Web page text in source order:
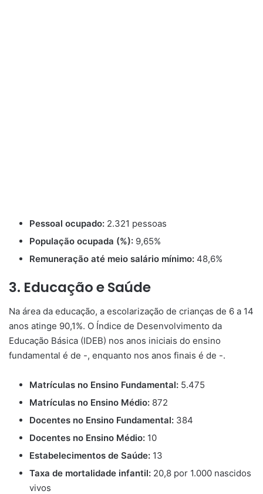
Pessoal ocupado: 2.321 pessoas
População ocupada (%): 9,65%
Remuneração até meio salário mínimo: 48,6%
3. Educação e Saúde
Na área da educação, a escolarização de crianças de 6 a 14
anos atinge 90,1%. O Índice de Desenvolvimento da
Educação Básica (IDEB) nos anos iniciais do ensino
fundamental é de -, enquanto nos anos finais é de -.
Matrículas no Ensino Fundamental: 5.475
Matrículas no Ensino Médio: 872
Docentes no Ensino Fundamental: 384
Docentes no Ensino Médio: 10
Estabelecimentos de Saúde: 13
Taxa de mortalidade infantil: 20,8 por 1.000 nascidos
vivos